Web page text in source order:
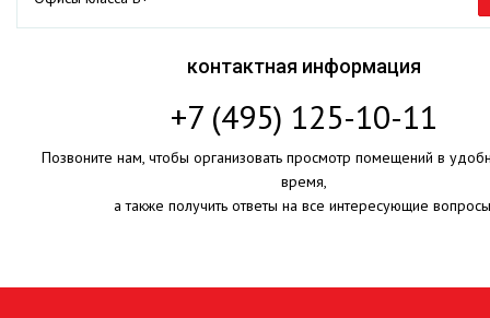
контактная информация
+7 (495) 125-10-11
Позвоните нам, чтобы организовать просмотр помещений в
время,
а также получить ответы на все интересующие